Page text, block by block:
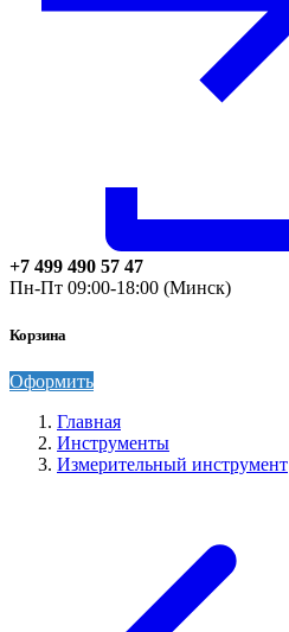
+7 499 490 57 47
Пн-Пт 09:00-18:00 (Минск)
Корзина
Оформить
Главная
Инструменты
Измерительный инструмент